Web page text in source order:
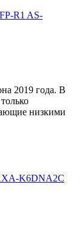
R1 AS-
2019 года. В
низкими
K6DNA2C